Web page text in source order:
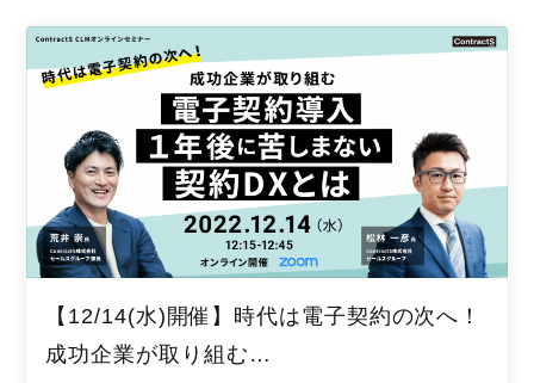
【12/14(水)開催】時代は電子契約の次へ！
成功企業が取り組む…